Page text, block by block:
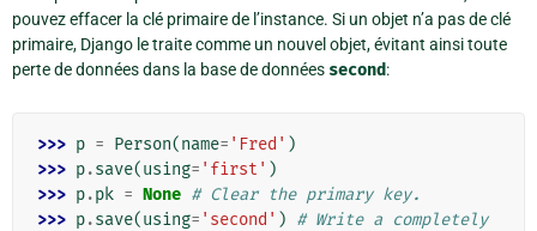
pouvez effacer la clé primaire de l’instance. Si un objet n’a pas de clé
primaire, Django le traite comme un nouvel objet, évitant ainsi toute
perte de données dans la base de données second:
>>> p = Person(name= 'Fred' )
>>> p.save(using= 'first' )
>>> p.pk = None # Clear the primary key.
>>> p.save(using= 'second' ) # Write a completely